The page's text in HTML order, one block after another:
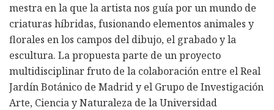
mestra en la que la artista nos guía por un mundo de
criaturas híbridas, fusionando elementos animales y
florales en los campos del dibujo, el grabado y la
escultura. La propuesta parte de un proyecto
multidisciplinar fruto de la colaboración entre el Real
Jardín Botánico de Madrid y el Grupo de Investigación
Arte, Ciencia y Naturaleza de la Universidad